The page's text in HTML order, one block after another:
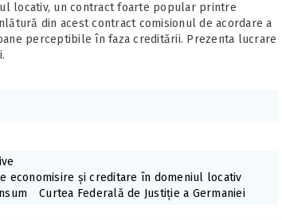
locativ, un contract foarte popular printre
din acest contract comisionul de acordare a
perceptibile în faza creditării. Prezenta lucrare
economisire și creditare în domeniul locativ
Curtea Federală de Justiție a Germaniei